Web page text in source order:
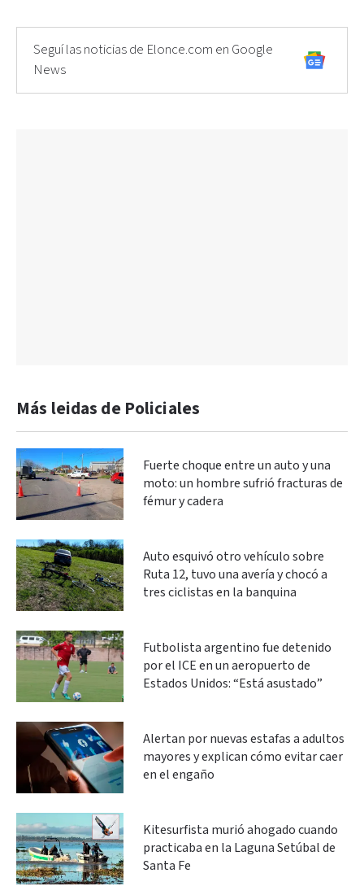
Seguí las noticias de Elonce.com en Google
News
Más leidas de Policiales
Fuerte choque entre un auto y una
moto: un hombre sufrió fracturas de
fémur y cadera
Auto esquivó otro vehículo sobre
Ruta 12, tuvo una avería y chocó a
tres ciclistas en la banquina
Futbolista argentino fue detenido
por el ICE en un aeropuerto de
Estados Unidos: “Está asustado”
Alertan por nuevas estafas a adultos
mayores y explican cómo evitar caer
en el engaño
Kitesurfista murió ahogado cuando
practicaba en la Laguna Setúbal de
Santa Fe